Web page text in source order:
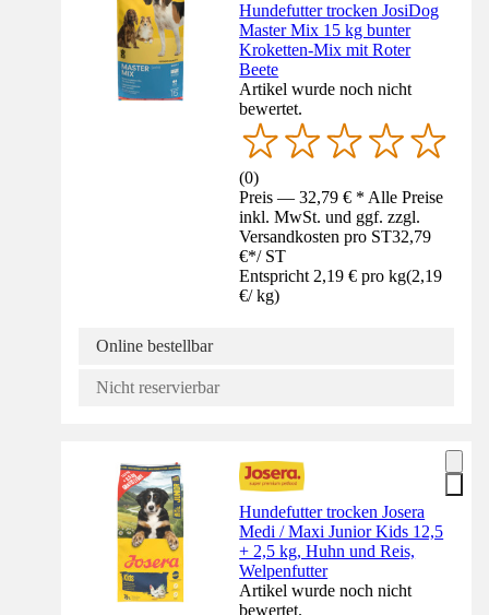
Hundefutter trocken JosiDog
Master Mix 15 kg bunter
Kroketten-Mix mit Roter
Beete
Artikel wurde noch nicht
bewertet.
(0)
Preis — 32,79 € * Alle Preise
inkl. MwSt. und ggf. zzgl.
Versandkosten pro ST32,79
€*/ ST
Entspricht 2,19 € pro kg(2,19
€/ kg)
Online bestellbar
Nicht reservierbar
Hundefutter trocken Josera
Medi / Maxi Junior Kids 12,5
+ 2,5 kg, Huhn und Reis,
Welpenfutter
Artikel wurde noch nicht
bewertet.